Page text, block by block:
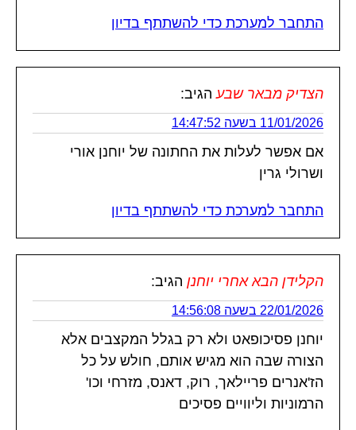
התחבר למערכת כדי להשתתף בדיון
הצדיק מבאר שבע הגיב:
11/01/2026 בשעה 14:47:52
אם אפשר לעלות את החתונה של יוחנן אורי
ושרולי גרין
התחבר למערכת כדי להשתתף בדיון
הקלידן הבא אחרי יוחנן הגיב:
22/01/2026 בשעה 14:56:08
יוחנן פסיכופאט ולא רק בגלל המקצבים אלא
הצורה שבה הוא מגיש אותם, חולש על כל
הז'אנרים פריילאך, רוק, דאנס, מזרחי וכו'
הרמוניות וליוויים פסיכים